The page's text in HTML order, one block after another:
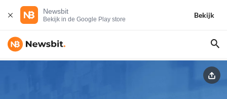
Newsbit
Bekijk in de Google Play store
Bekijk